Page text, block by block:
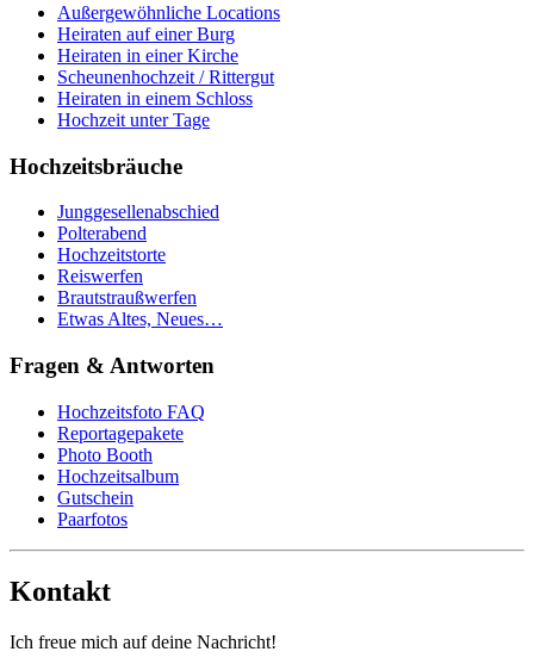
Außergewöhnliche Locations
Heiraten auf einer Burg
Heiraten in einer Kirche
Scheunenhochzeit / Rittergut
Heiraten in einem Schloss
Hochzeit unter Tage
Hochzeitsbräuche
Junggesellenabschied
Polterabend
Hochzeitstorte
Reiswerfen
Brautstraußwerfen
Etwas Altes, Neues…
Fragen & Antworten
Hochzeitsfoto FAQ
Reportagepakete
Photo Booth
Hochzeitsalbum
Gutschein
Paarfotos
Kontakt
Ich freue mich auf deine Nachricht!